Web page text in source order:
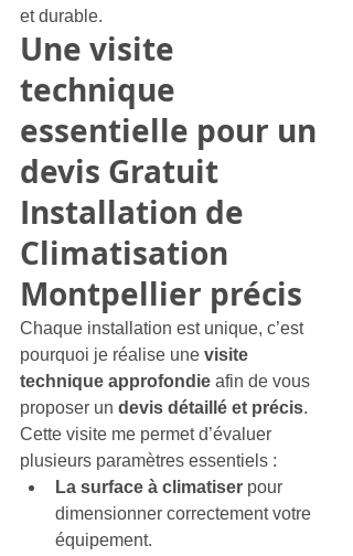
et durable.
Une visite
technique
essentielle pour un
devis Gratuit
Installation de
Climatisation
Montpellier précis
Chaque installation est unique, c’est
pourquoi je réalise une visite
technique approfondie afin de vous
proposer un devis détaillé et précis.
Cette visite me permet d’évaluer
plusieurs paramètres essentiels :
La surface à climatiser pour
dimensionner correctement votre
équipement.